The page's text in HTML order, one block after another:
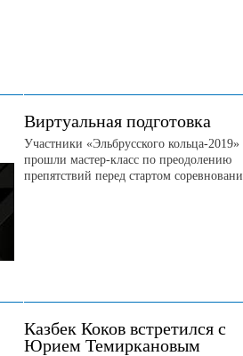
Виртуальная подготовка
Участники «Эльбрусского кольца-2019»
прошли мастер-класс по преодолению
препятствий перед стартом
Казбек Коков встретился с
Юрием Темиркановым